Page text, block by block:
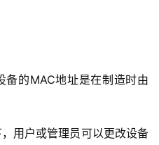
备的MAC地址是在制造时由
用户或管理员可以更改设备